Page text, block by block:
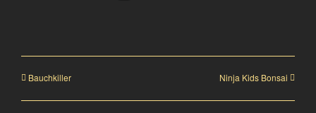
Bauchkiller Ninja Kids Bonsai